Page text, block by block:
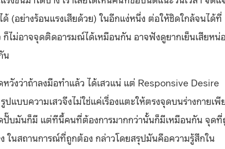
ด้ (อย่างร้อนแรงเสียด้วย) ในอีกแง่หนึ่ง ต่อให้ชิดใกล้จนได้ที่
ก็ไม่อาจจุดติดอารมณ์ได้เหมือนกัน อาจฟังดูยากเย็นเสียหน่
น
วังว่าถ้าลงมือทำแล้ว ได้เสวแน่ แต่ Responsive Desire
แบบความเสวจึงไม่ใช่แค่เรื่องแตะให้ตรงจุดบนร่างกายเพี
ปั๊บมันก็มี แต่ทีนี้คนที่ต้องการมากกว่านั้นก็มีเหมือนกัน จุดที่
ในสถานการณ์ที่ถูกต้อง กล่าวโดยสรุปมันคือความรู้สึกใน